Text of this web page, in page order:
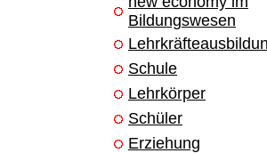
Bildungswesen
Schule
Lehrkörper
Schüler
Erziehung